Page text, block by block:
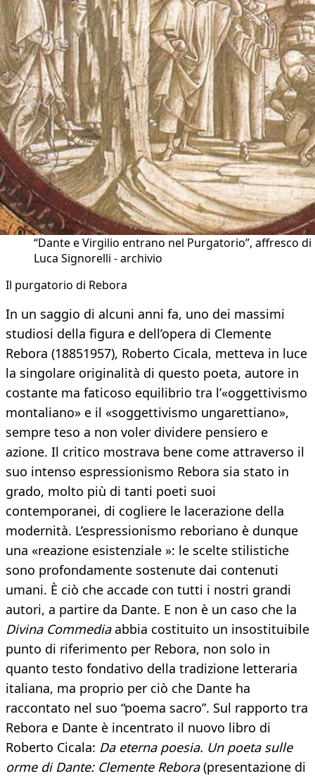
“Dante e Virgilio entrano nel Purgatorio”, affresco di
Luca Signorelli - archivio
Il purgatorio di Rebora
In un saggio di alcuni anni fa, uno dei massimi
studiosi della figura e dell’opera di Clemente
Rebora (18851957), Roberto Cicala, metteva in luce
la singolare originalità di questo poeta, autore in
costante ma faticoso equilibrio tra l’«oggettivismo
montaliano» e il «soggettivismo ungarettiano»,
sempre teso a non voler dividere pensiero e
azione. Il critico mostrava bene come attraverso il
suo intenso espressionismo Rebora sia stato in
grado, molto più di tanti poeti suoi
contemporanei, di cogliere le lacerazione della
modernità. L’espressionismo reboriano è dunque
una «reazione esistenziale »: le scelte stilistiche
sono profondamente sostenute dai contenuti
umani. È ciò che accade con tutti i nostri grandi
autori, a partire da Dante. E non è un caso che la
Divina Commediaabbia costituito un insostituibile
punto di riferimento per Rebora, non solo in
quanto testo fondativo della tradizione letteraria
italiana, ma proprio per ciò che Dante ha
raccontato nel suo “poema sacro”. Sul rapporto tra
Rebora e Dante è incentrato il nuovo libro di
Roberto Cicala: Da eterna poesia. Un poeta sulle
orme di Dante: Clemente Rebora(presentazione di